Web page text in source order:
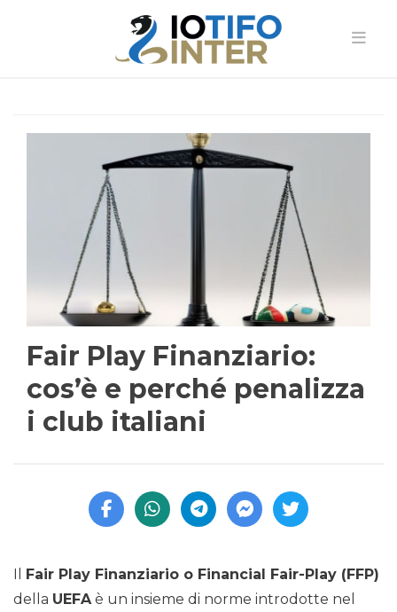
Fair Play Finanziario:
cos’è e perché penalizza
i club italiani
Il Fair Play Finanziario o Financial Fair-Play (FFP)
della UEFAè un insieme di norme introdotte nel